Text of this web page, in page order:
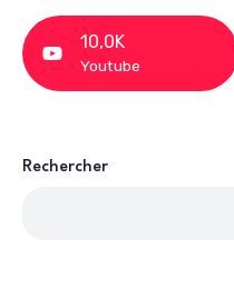
10,0K
Youtube
Rechercher